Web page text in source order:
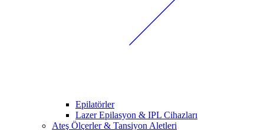
Epilatörler
Lazer Epilasyon & IPL Cihazları
Ateş Ölçerler & Tansiyon Aletleri